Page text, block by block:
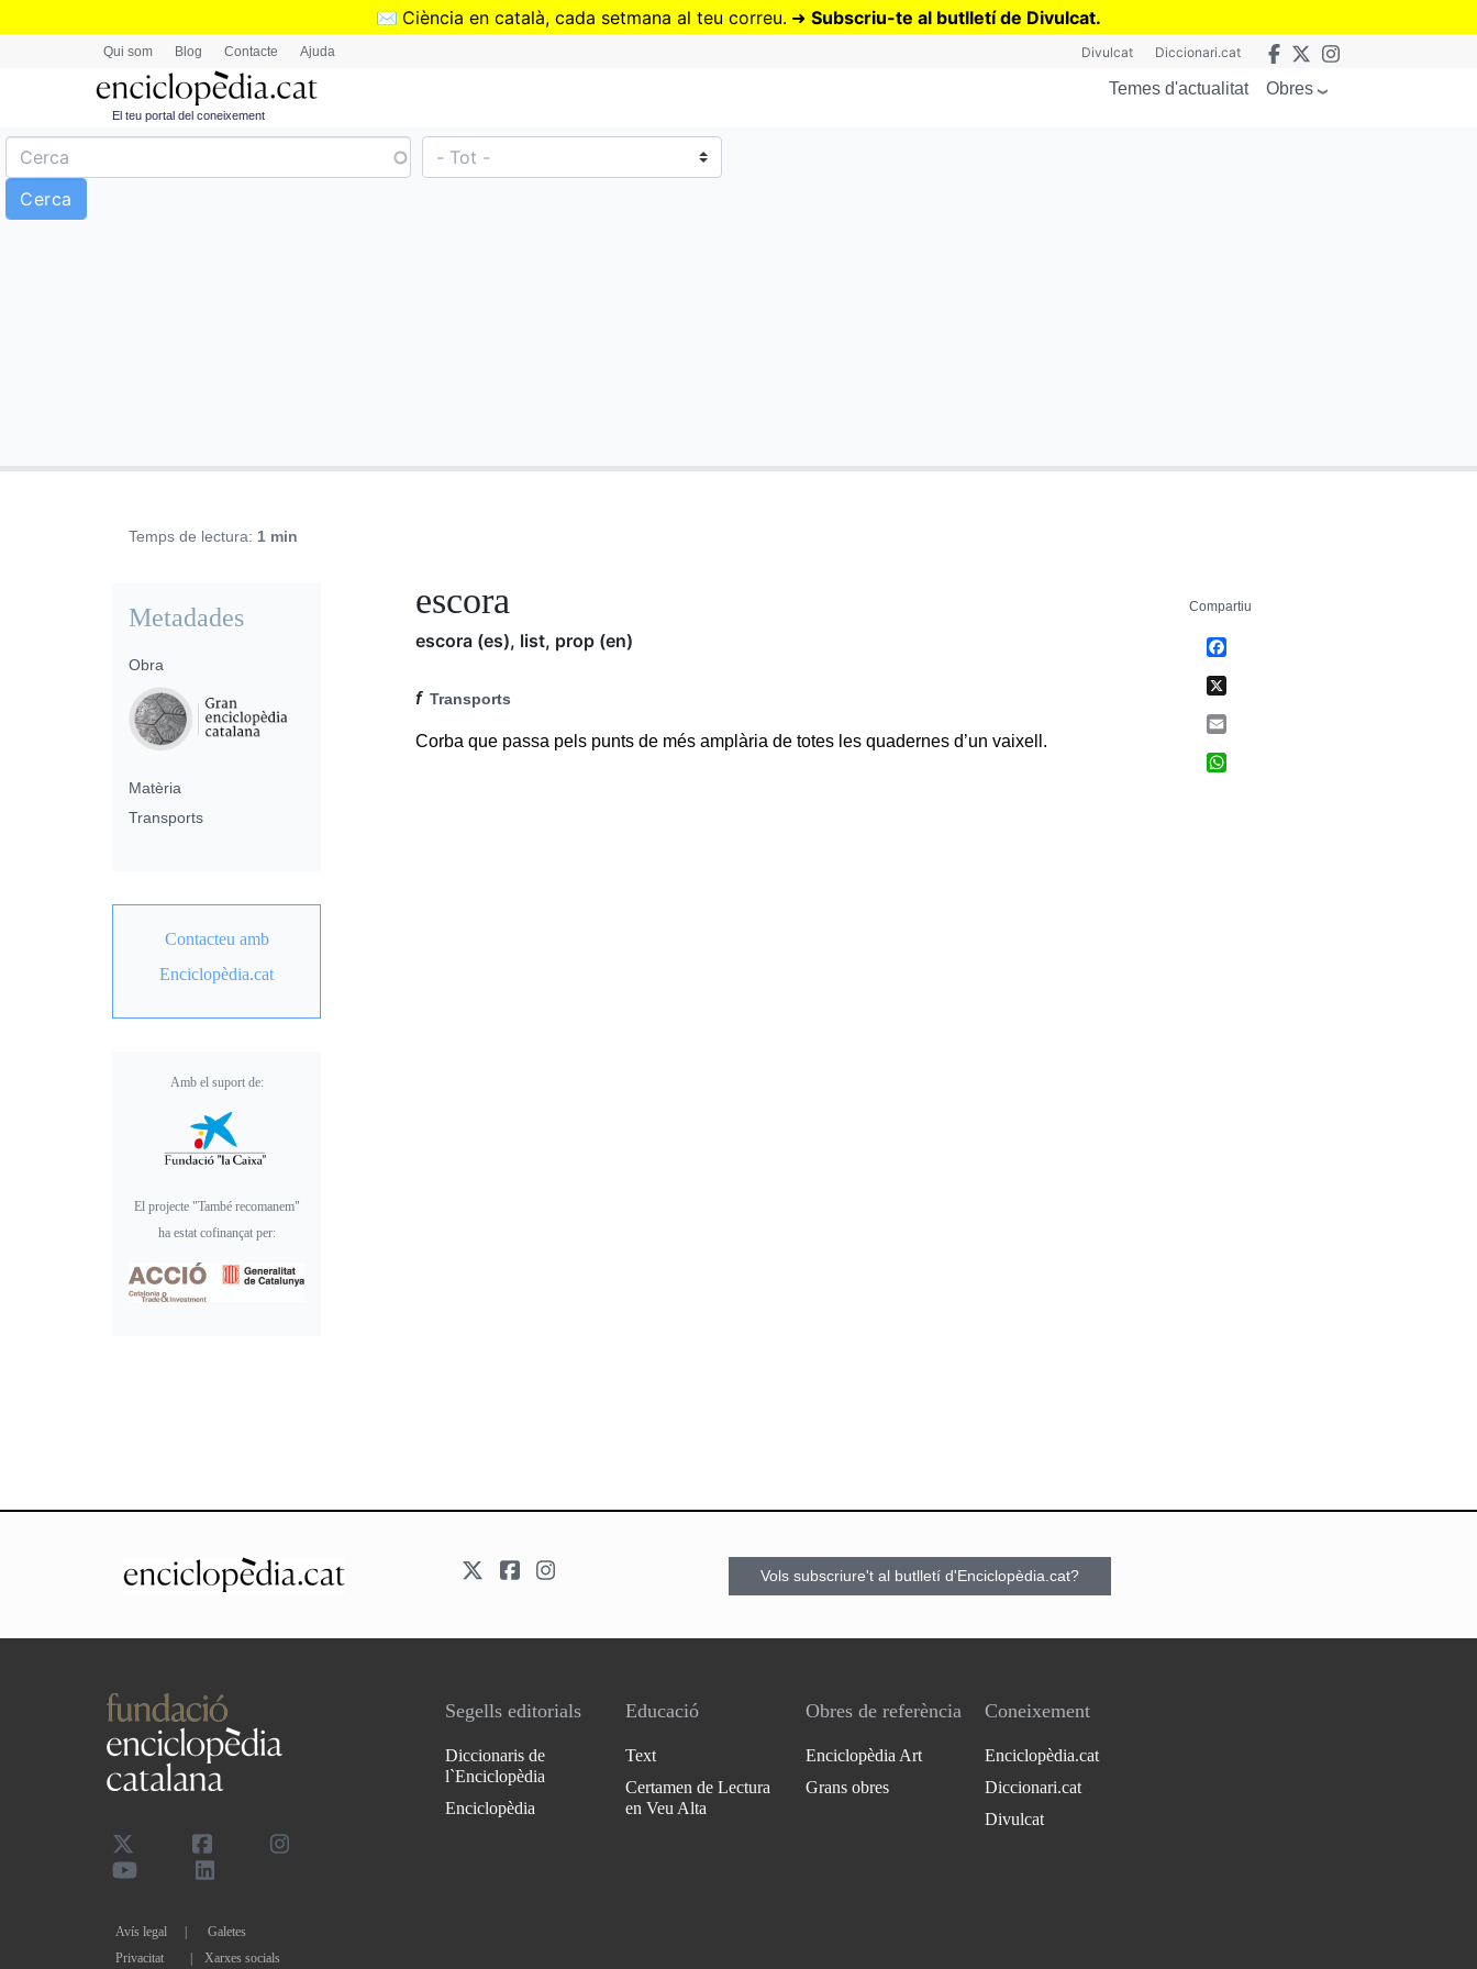
Vés
✉️ Ciència en català, cada setmana al teu correu. ➜ Subscriu-te al butlletí de Divulcat.
Qui som Blog Contacte Ajuda Divulcat Diccionari.cat
El teu portal del coneixement
Temes d'actualitat Obres
Temps de lectura: 1 min
escora
escora (es), list, prop (en)
f Transports
Corba que passa pels punts de més amplària de totes les quadernes d’un vaixell.
Metadades
Obra
Matèria
Transports
Contacteu amb
Enciclopèdia.cat
Amb el suport de:
El projecte "També recomanem"
ha estat cofinançat per:
Compartiu
Vols subscriure't al butlletí d'Enciclopèdia.cat?
Avís legal
Galetes
Privacitat
| Xarxes socials
Segells editorials
Diccionaris de
l`Enciclopèdia
Enciclopèdia
Educació
Text
Certamen de Lectura
en Veu Alta
Obres de referència
Enciclopèdia Art
Grans obres
Coneixement
Enciclopèdia.cat
Diccionari.cat
Divulcat